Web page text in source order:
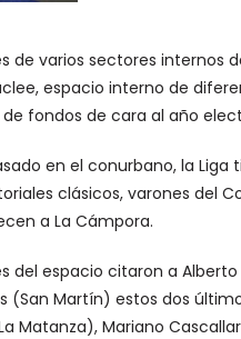
de varios sectores internos
espacio interno de
fondos de cara al año
en el conurbano, la
clásicos, varones del
a La Cámpora.
del espacio citaron a
(San Martín) estos dos
Matanza), Mariano